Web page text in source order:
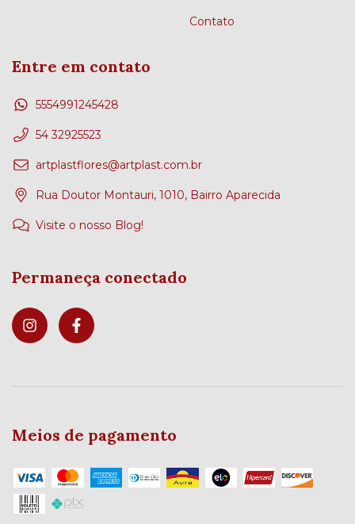
Contato
Entre em contato
5554991245428
54 32925523
artplastflores@artplast.com.br
Rua Doutor Montauri, 1010, Bairro Aparecida
Visite o nosso Blog!
Permaneça conectado
Meios de pagamento